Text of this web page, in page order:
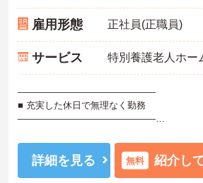
雇用形態 正社員(正職員)
サービス
―――――――――――――――
■ 充実した休日で無理なく勤務
―――――――――――――――
・年間休日112日
・月9日休み（2月は8日休み）
・夏季休暇や年末年始休暇あり
詳細を見る 無料 紹介し